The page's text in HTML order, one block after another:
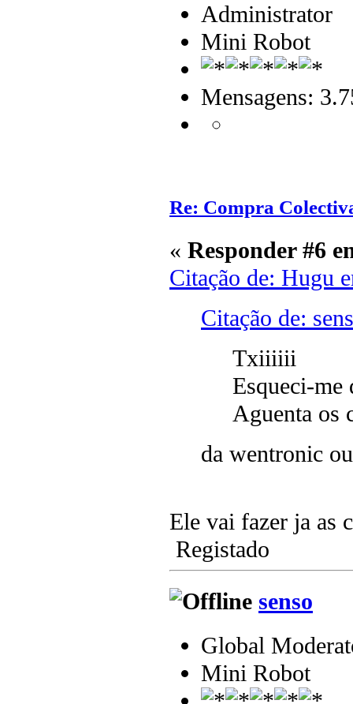
Administrator
Mini Robot
Mensagens:
Re: Compra
« Responder #6
Citação de: Hugu
Citação de:
Txiiiiii
Esqueci-me
Aguenta os
da wentronic
Ele vai fazer ja as
Registado
senso
Global
Mini Robot